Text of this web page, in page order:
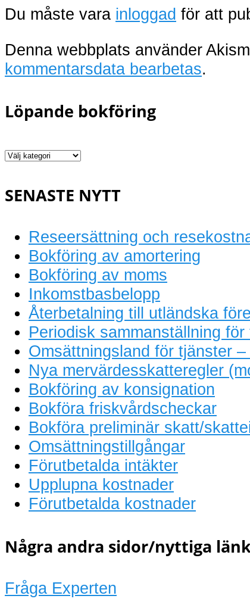
Du måste vara inloggad för att
Denna webbplats använder
kommentarsdata bearbetas.
Löpande bokföring
Löpande
SENASTE NYTT
Reseersättning och
Bokföring av amortering
Bokföring av moms
Inkomstbasbelopp
Återbetalning till utländska
Periodisk sammanställning
Omsättningsland för tjänster
Nya mervärdesskatteregler
Bokföring av konsignation
Bokföra friskvårdscheckar
Bokföra preliminär skatt/
Omsättningstillgångar
Förutbetalda intäkter
Upplupna kostnader
Förutbetalda kostnader
Några andra sidor/nyttiga
Fråga Experten